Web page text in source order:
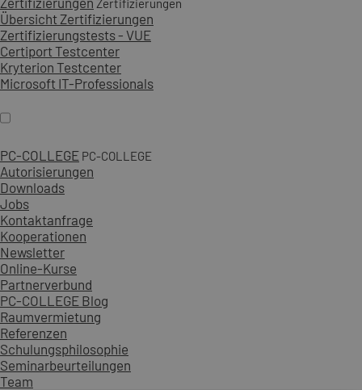
Zertifizierungen
Übersicht Zertifizierungen
Zertifizierungstests - VUE
Certiport Testcenter
Kryterion Testcenter
Microsoft IT-Professionals
PC-COLLEGE PC-COLLEGE
Autorisierungen
Downloads
Jobs
Kontaktanfrage
Kooperationen
Newsletter
Online-Kurse
Partnerverbund
PC-COLLEGE Blog
Raumvermietung
Referenzen
Schulungsphilosophie
Seminarbeurteilungen
Team